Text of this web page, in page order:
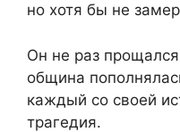
но хотя бы не
Он не раз
община
каждый со своей
трагедия.